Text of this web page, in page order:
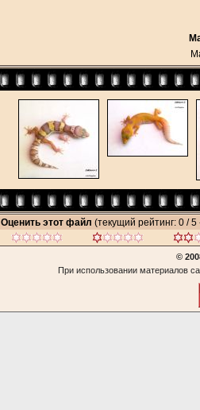
Оценить этот файл (текущий рейтинг: 0 / 5
©
При использовании материалов